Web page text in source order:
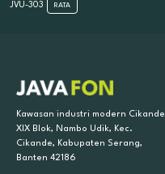
JVU-303 RATA
Kawasan industri modern Cikande
XIX Blok, Nambo Udik, Kec.
Cikande, Kabupaten Serang,
Banten 42186